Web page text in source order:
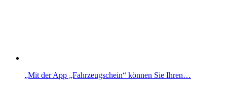
„Mit der App „Fahrzeugschein“ können Sie Ihren…